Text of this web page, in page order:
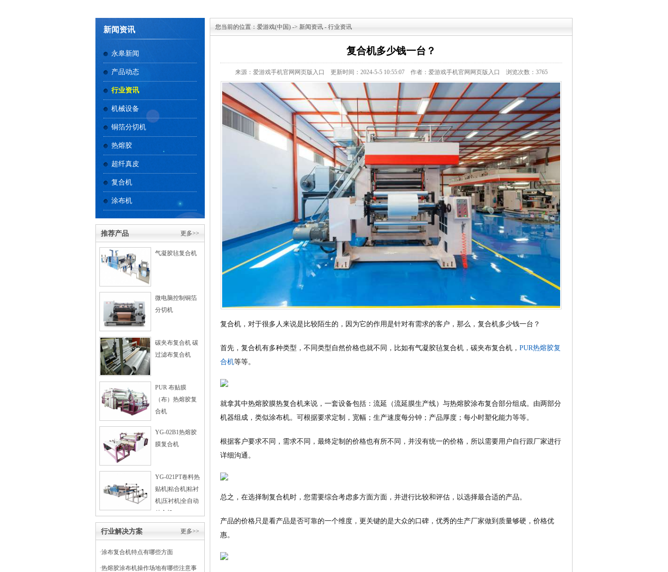
新闻资讯
永皋新闻
产品动态
行业资讯
机械设备
铜箔分切机
热熔胶
超纤真皮
复合机
涂布机
更多>>
推荐产品
气凝胶毡复合机
微电脑控制铜箔
分切机
碳夹布复合机 碳
过滤布复合机
PUR 布贴膜
（布）热熔胶复
合机
YG-02B1热熔胶
膜复合机
YG-021PT卷料热
贴机|粘合机|粘衬
机|压衬机|全自动
粘合机
更多>>
行业解决方案
·涂布复合机特点有哪些方面
·热熔胶涂布机操作场地有哪些注意事
您当前的位置： 爱游戏(中国) -> 新闻资讯 - 行业资讯
复合机多少钱一台？
来源：爱游戏手机官网网页版入口 更新时间：2024-5-5 10:55:07 作者：爱游戏手机官网网页版入口 浏览次数：3765
复合机，对于很多人来说是比较陌生的，因为它的作用是针对有需求的客户，那么，复合机多少钱一台？
首先，复合机有多种类型，不同类型自然价格也就不同，比如有气凝胶毡复合机，碳夹布复合机， PUR热熔胶复
合机等等。
就拿其中热熔胶膜热复合机来说，一套设备包括：流延（流延膜生产线）与热熔胶涂布复合部分组成。由两部分
机器组成，类似涂布机。可根据要求定制，宽幅；生产速度每分钟；产品厚度；每小时塑化能力等等。
根据客户要求不同，需求不同，最终定制的价格也有所不同，并没有统一的价格，所以需要用户自行跟厂家进行
详细沟通。
总之，在选择制复合机时，您需要综合考虑多方面方面，并进行比较和评估，以选择最合适的产品。
产品的价格只是看产品是否可靠的一个维度，更关键的是大众的口碑，优秀的生产厂家做到质量够硬，价格优
惠。